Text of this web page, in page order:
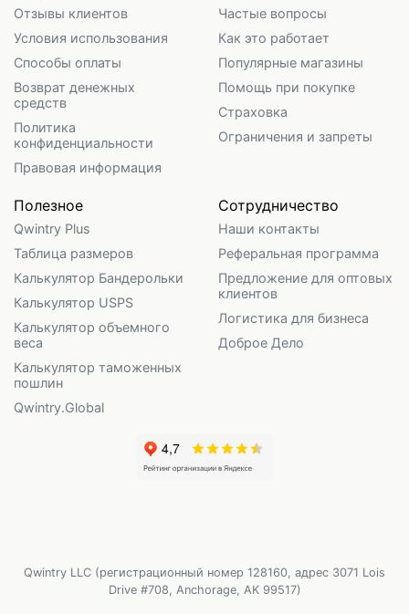
Отзывы клиентов
Условия использования
Способы оплаты
Возврат денежных
средств
Политика
конфиденциальности
Правовая информация
Частые вопросы
Как это работает
Популярные магазины
Помощь при покупке
Страховка
Ограничения и запреты
Полезное
Qwintry Plus
Таблица размеров
Калькулятор Бандерольки
Калькулятор USPS
Калькулятор объемного
веса
Калькулятор таможенных
пошлин
Qwintry.Global
Сотрудничество
Наши контакты
Реферальная программа
Предложение для оптовых
клиентов
Логистика для бизнеса
Доброе Дело
Qwintry LLC (регистрационный номер 128160, адрес 3071 Lois
Drive #708, Anchorage, AK 99517)